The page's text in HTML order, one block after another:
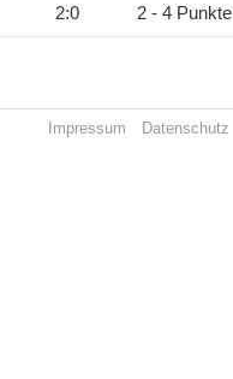
2:0 2 - 4 Punkte
Impressum Datenschutz